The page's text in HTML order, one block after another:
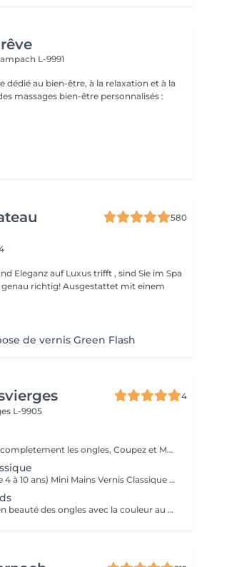
L-9991
dédié au bien-être, à la relaxation et à la
580
Eleganz auf Luxus trifft , sind Sie im Spa
mit einem
de vernis Green Flash
4
L-9905
Dissolvant pour nettoyer completement les ongles, Coupez et Modelez les ongles avec une lime, Mouillez les mains quelques minutes pour ramollir les cuticules, Pousses les Cuticules avec batone pour repousser doucement vers l'arrière et coupez les excès, Hydratez les Mains avec crème et les cuticules pour maintenir la peau douce, Appliquez une base transparent pour protéger les ongles. Attendez suffisamment de tempos pour sèche.
Menu MiniLUX (enfants de 4 à 10 ans) Mini Mains Vernis Classique Petite mise en beauté des ongles avec la couleur au choix
Mini Mains = Petite mise en beauté des ongles avec la couleur au choix Mini Soin des Pieds = Petite mise en beauté des ongles Nettoyage doux, hydratation et pose de vernis Duo Mini Mains & Pieds Forfait complet pour mains et pieds avec vernis coloré